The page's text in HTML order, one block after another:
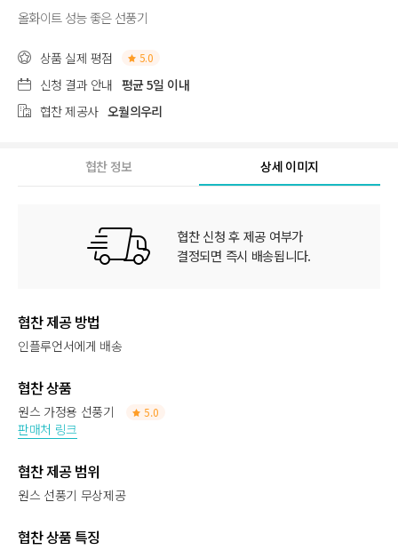
올화이트 성능 좋은 선풍기
상품 실제 평점 5.0
신청 결과 안내 평균 5일 이내
협찬 제공사 오월의우리
협찬 정보 상세 이미지
협찬 신청 후 제공 여부가
결정되면 즉시 배송됩니다.
협찬 제공 방법
인플루언서에게 배송
협찬 상품
원스 가정용 선풍기 5.0
판매처 링크
협찬 제공 범위
원스 선풍기 무상제공
협찬 상품 특징